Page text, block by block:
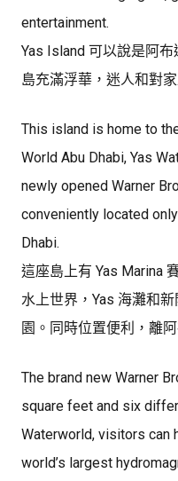
entertainment.
Yas Island 可以說是阿
島充滿浮華，迷人和對
This island is home to
World Abu Dhabi, Yas
newly opened Warner
conveniently located
Dhabi.
這座島上有 Yas Marina
水上世界，Yas 海灘和
園。同時位置便利，離
The brand new Warner
square feet and six
Waterworld, visitors can
world’s largest